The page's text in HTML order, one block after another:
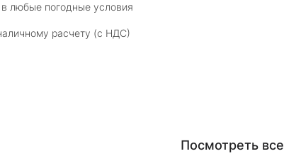
любые погодные условия
расчету (с НДС)
Посмотреть все